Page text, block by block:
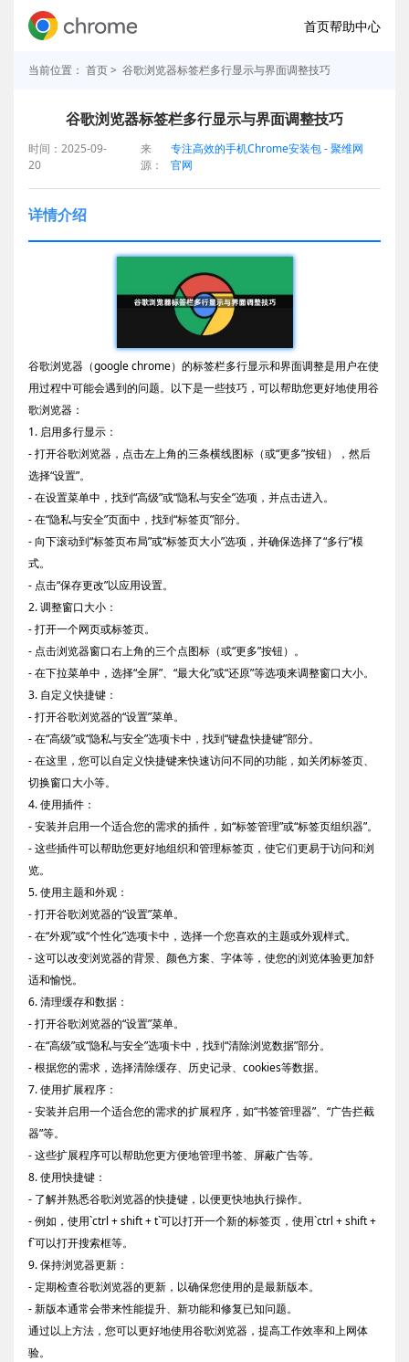
首页帮助中心
当前位置： 首页> 谷歌浏览器标签栏多行显示与界面调整技巧
谷歌浏览器标签栏多行显示与界面调整技巧
时间：2025-09-
20
来
源：
专注高效的手机Chrome安装包 - 聚维网
官网
详情介绍
谷歌浏览器（google chrome）的标签栏多行显示和界面调整是用户在使
用过程中可能会遇到的问题。以下是一些技巧，可以帮助您更好地使用谷
歌浏览器：
1. 启用多行显示：
- 打开谷歌浏览器，点击左上角的三条横线图标（或“更多”按钮），然后
选择“设置”。
- 在设置菜单中，找到“高级”或“隐私与安全”选项，并点击进入。
- 在“隐私与安全”页面中，找到“标签页”部分。
- 向下滚动到“标签页布局”或“标签页大小”选项，并确保选择了“多行”模
式。
- 点击“保存更改”以应用设置。
2. 调整窗口大小：
- 打开一个网页或标签页。
- 点击浏览器窗口右上角的三个点图标（或“更多”按钮）。
- 在下拉菜单中，选择“全屏”、“最大化”或“还原”等选项来调整窗口大小。
3. 自定义快捷键：
- 打开谷歌浏览器的“设置”菜单。
- 在“高级”或“隐私与安全”选项卡中，找到“键盘快捷键”部分。
- 在这里，您可以自定义快捷键来快速访问不同的功能，如关闭标签页、
切换窗口大小等。
4. 使用插件：
- 安装并启用一个适合您的需求的插件，如“标签管理”或“标签页组织器”。
- 这些插件可以帮助您更好地组织和管理标签页，使它们更易于访问和浏
览。
5. 使用主题和外观：
- 打开谷歌浏览器的“设置”菜单。
- 在“外观”或“个性化”选项卡中，选择一个您喜欢的主题或外观样式。
- 这可以改变浏览器的背景、颜色方案、字体等，使您的浏览体验更加舒
适和愉悦。
6. 清理缓存和数据：
- 打开谷歌浏览器的“设置”菜单。
- 在“高级”或“隐私与安全”选项卡中，找到“清除浏览数据”部分。
- 根据您的需求，选择清除缓存、历史记录、cookies等数据。
7. 使用扩展程序：
- 安装并启用一个适合您的需求的扩展程序，如“书签管理器”、“广告拦截
器”等。
- 这些扩展程序可以帮助您更方便地管理书签、屏蔽广告等。
8. 使用快捷键：
- 了解并熟悉谷歌浏览器的快捷键，以便更快地执行操作。
- 例如，使用`ctrl + shift + t`可以打开一个新的标签页，使用`ctrl + shift +
f`可以打开搜索框等。
9. 保持浏览器更新：
- 定期检查谷歌浏览器的更新，以确保您使用的是最新版本。
- 新版本通常会带来性能提升、新功能和修复已知问题。
通过以上方法，您可以更好地使用谷歌浏览器，提高工作效率和上网体
验。